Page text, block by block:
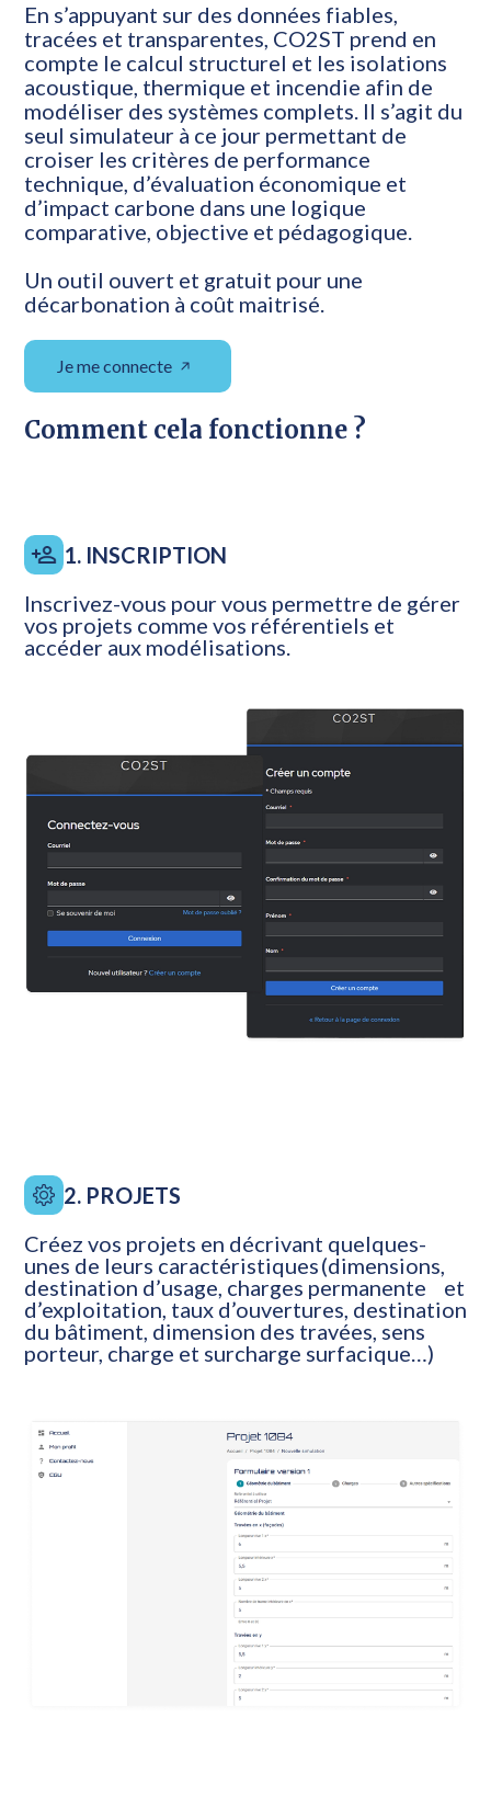
En s’appuyant sur des données fiables,
tracées et transparentes, CO2ST prend en
compte le calcul structurel et les isolations
acoustique, thermique et incendie afin de
modéliser des systèmes complets. Il s’agit du
seul simulateur à ce jour permettant de
croiser les critères de performance
technique, d’évaluation économique et
d’impact carbone dans une logique
comparative, objective et pédagogique.
Un outil ouvert et gratuit pour une
décarbonation à coût maitrisé.
Je me connecte
Comment cela fonctionne ?
1. INSCRIPTION
Inscrivez-vous pour vous permettre de gérer
vos projets comme vos référentiels et
accéder aux modélisations.
2. PROJETS
Créez vos projets en décrivant quelques-
unes de leurs caractéristiques (dimensions,
destination d’usage, charges permanente et
d’exploitation, taux d’ouvertures, destination
du bâtiment, dimension des travées, sens
porteur, charge et surcharge surfacique…)